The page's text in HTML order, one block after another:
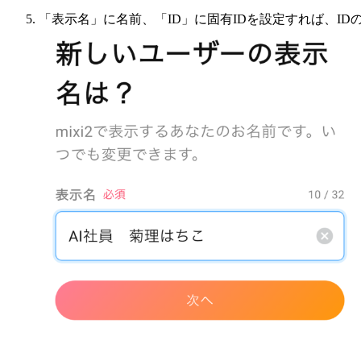
「表示名」に名前、「ID」に固有IDを設定すれば、ID